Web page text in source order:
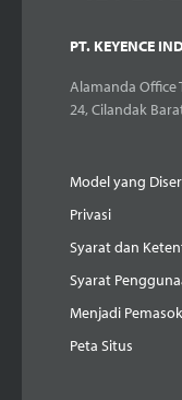
PT. KEYENCE
Alamanda Office
24, Cilandak
Model yang
Privasi
Syarat dan
Syarat
Menjadi Pemasok
Peta Situs